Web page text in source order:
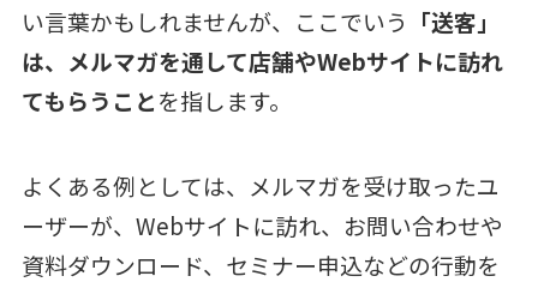
い言葉かもしれませんが、ここでいう 「送客」
は、メルマガを通して店舗やWebサイトに訪れ
てもらうことを指します。
よくある例としては、メルマガを受け取ったユ
ーザーが、Webサイトに訪れ、お問い合わせや
資料ダウンロード、セミナー申込などの行動を